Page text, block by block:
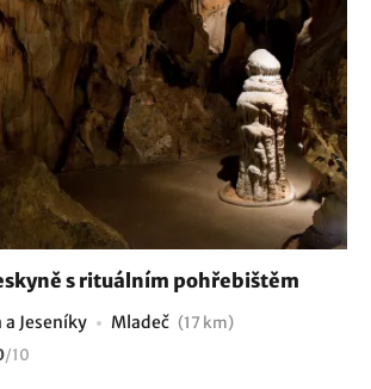
s rituálním pohřebištěm
Jeseníky Mladeč (17 km)
/10